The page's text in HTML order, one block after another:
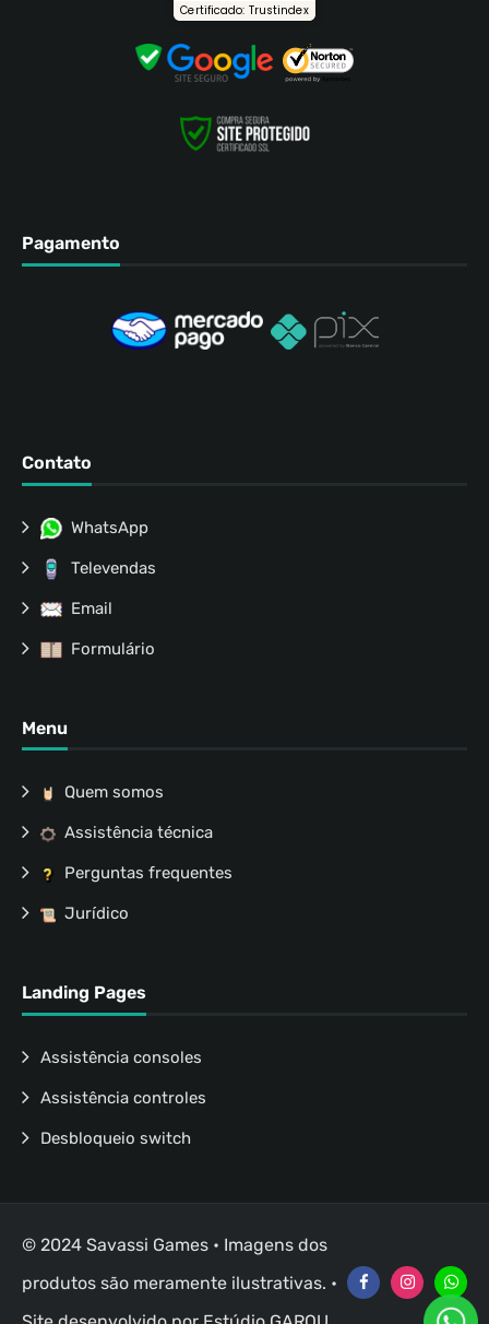
Certificado: Trustindex
Pagamento
Contato
WhatsApp
Televendas
Email
Formulário
Menu
Quem somos
Assistência técnica
Perguntas frequentes
Jurídico
Landing Pages
Assistência consoles
Assistência controles
Desbloqueio switch
© 2024 Savassi Games • Imagens dos
produtos são meramente ilustrativas. •